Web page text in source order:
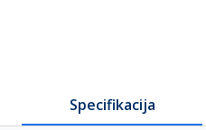
Specifikacija